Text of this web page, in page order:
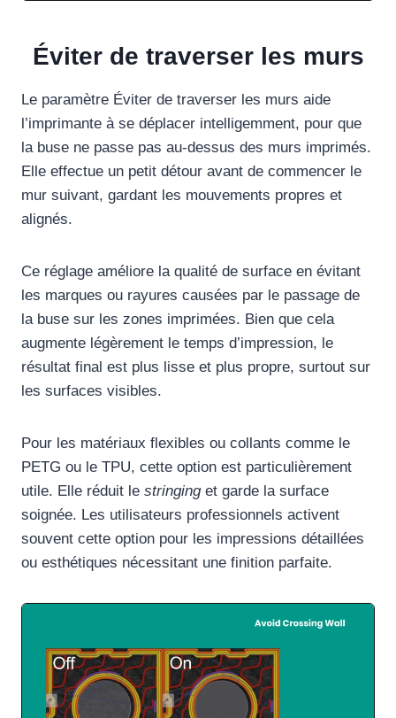
Éviter de traverser les murs
Le paramètre Éviter de traverser les murs aide
l’imprimante à se déplacer intelligemment, pour que
la buse ne passe pas au-dessus des murs imprimés.
Elle effectue un petit détour avant de commencer le
mur suivant, gardant les mouvements propres et
alignés.
Ce réglage améliore la qualité de surface en évitant
les marques ou rayures causées par le passage de
la buse sur les zones imprimées. Bien que cela
augmente légèrement le temps d’impression, le
résultat final est plus lisse et plus propre, surtout sur
les surfaces visibles.
Pour les matériaux flexibles ou collants comme le
PETG ou le TPU, cette option est particulièrement
utile. Elle réduit le stringinget garde la surface
soignée. Les utilisateurs professionnels activent
souvent cette option pour les impressions détaillées
ou esthétiques nécessitant une finition parfaite.